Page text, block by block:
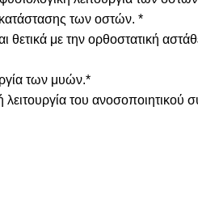
κατάστασης των οστών. *
με την ορθοστατική
των μυών.*
του ανοσοποιητικού